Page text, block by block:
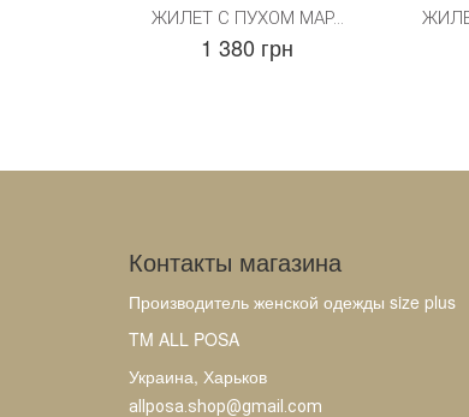
ЖИЛЕТ С ПУХОМ МАР...
1 380 грн
Контакты магазина
Производитель женской одежды size plus
TM ALL POSA
Украина, Харьков
allposa.shop@gmail.com